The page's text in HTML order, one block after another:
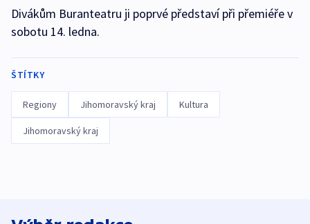
Divákům Buranteatru ji poprvé představí při přemiéře v
sobotu 14. ledna.
ŠTÍTKY
Regiony Jihomoravský kraj Kultura
Jihomoravský kraj